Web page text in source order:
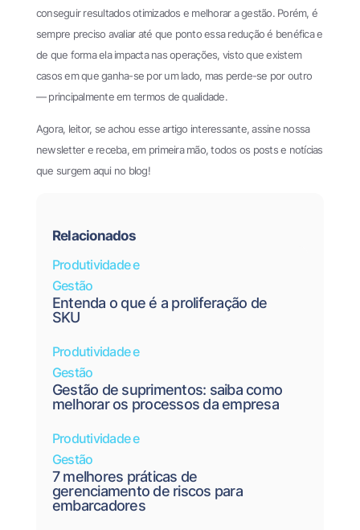
conseguir resultados otimizados e melhorar a gestão. Porém, é
sempre preciso avaliar até que ponto essa redução é benéfica e
de que forma ela impacta nas operações, visto que existem
casos em que ganha-se por um lado, mas perde-se por outro
— principalmente em termos de qualidade.
Agora, leitor, se achou esse artigo interessante, assine nossa
newsletter e receba, em primeira mão, todos os posts e notícias
que surgem aqui no blog!
Relacionados
Produtividade e
Gestão
Entenda o que é a proliferação de
SKU
Produtividade e
Gestão
Gestão de suprimentos: saiba como
melhorar os processos da empresa
Produtividade e
Gestão
7 melhores práticas de
gerenciamento de riscos para
embarcadores